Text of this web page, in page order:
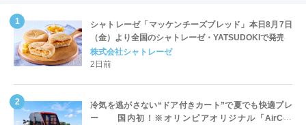
シャトレーゼ「マッケンチーズブレッド」本日8月7日
（金）より全国のシャトレーゼ・YATSUDOKIで発売
株式会社シャトレーゼ
2日前
冷気を逃がさない“ドア付きカート”で夏でも快適プレ
ー 国内初！※オリンピアオリジナル「AirCon